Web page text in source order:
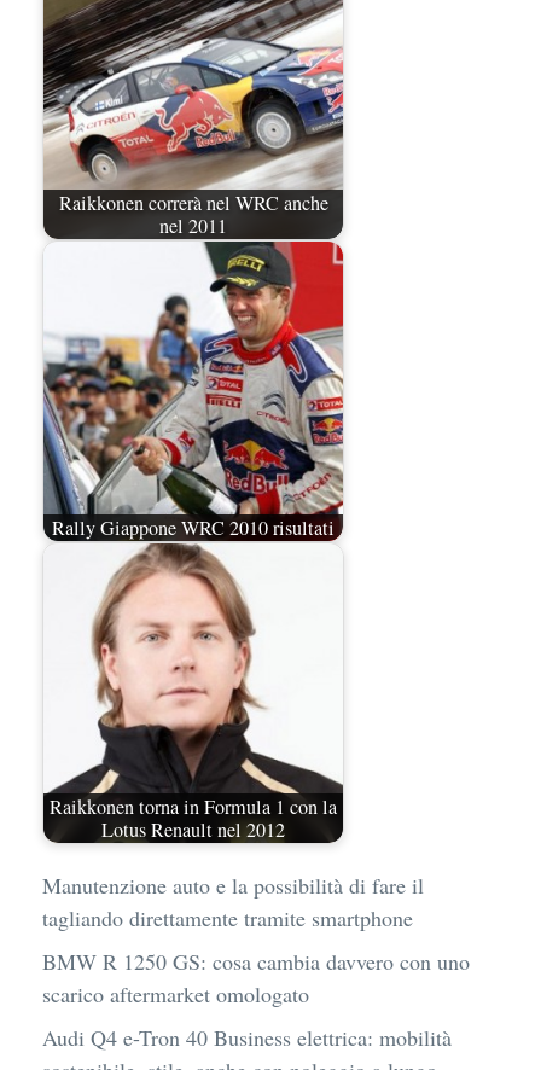
Raikkonen correrà nel WRC anche
nel 2011
Rally Giappone WRC 2010 risultati
Raikkonen torna in Formula 1 con la
Lotus Renault nel 2012
Manutenzione auto e la possibilità di fare il
tagliando direttamente tramite smartphone
BMW R 1250 GS: cosa cambia davvero con uno
scarico aftermarket omologato
Audi Q4 e-Tron 40 Business elettrica: mobilità